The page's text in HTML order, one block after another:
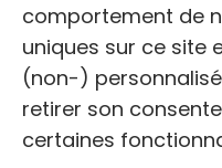
comportement de
uniques sur ce site
(non-)
retirer son
certaines
🌐https://refuge-de-
Situé à proximité
de la SPA joue un
et l’aide aux